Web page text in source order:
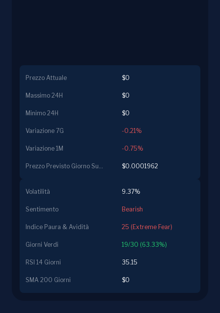
Prezzo Attuale $0
Massimo 24H $0
Minimo 24H $0
Variazione 7G -0.21%
Variazione 1M -0.75%
Prezzo Previsto Giorno Successivo $0.0001962
Volatilità 9.37%
Sentimento Bearish
Indice Paura & Avidità 25 (Extreme Fear)
Giorni Verdi 19/30 (63.33%)
RSI 14 Giorni 35.15
SMA 200 Giorni $0